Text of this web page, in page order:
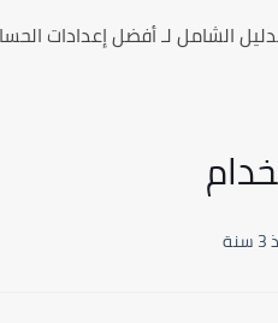
الشامل لـ أفضل إعدادات